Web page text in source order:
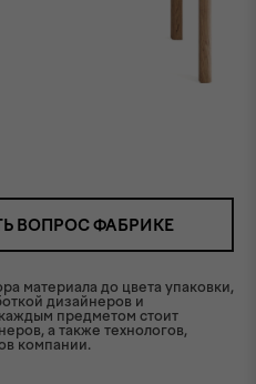
ВОПРОС ФАБРИКЕ
материала до цвета упаковки,
дизайнеров и
предметом стоит
а также технологов,
компании.